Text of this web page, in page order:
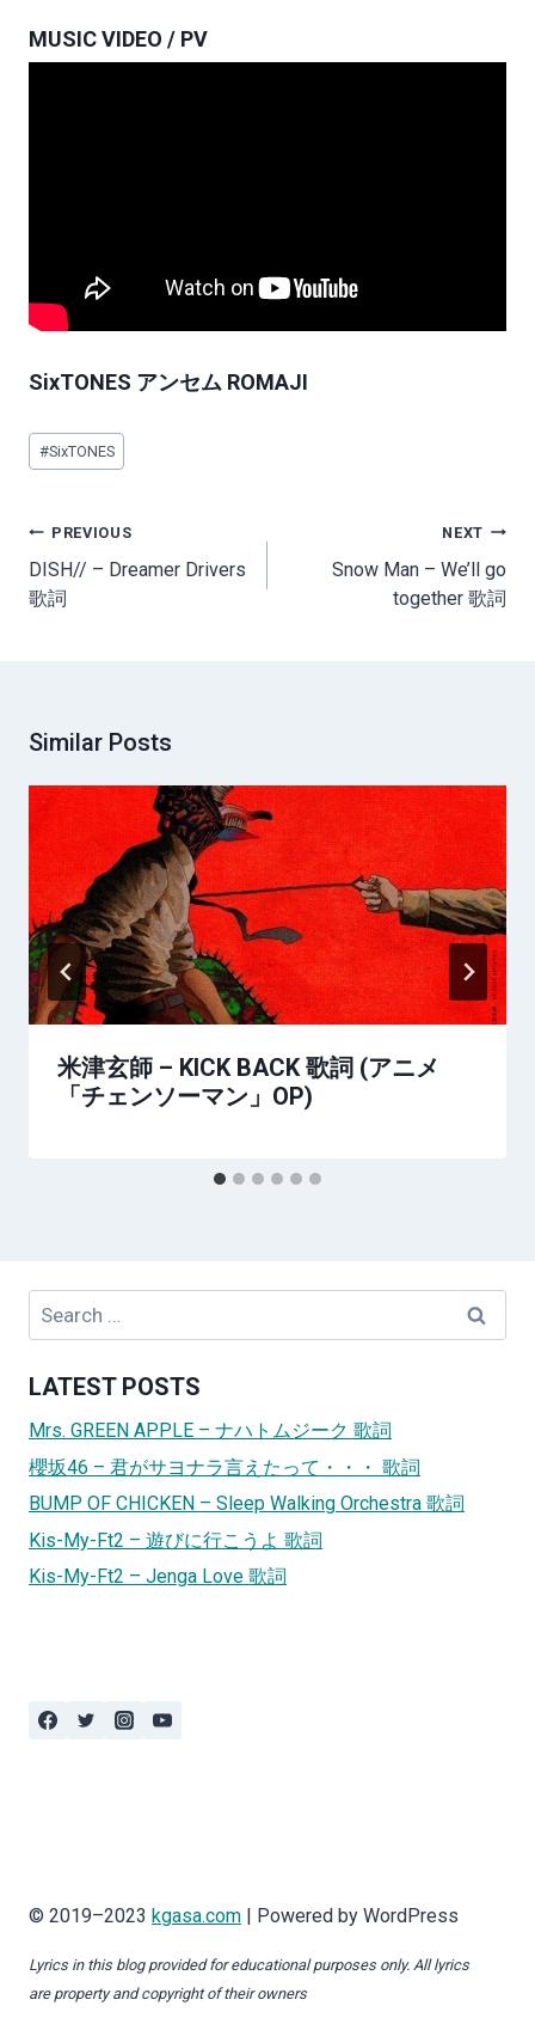
MUSIC VIDEO / PV
SixTONES アンセム ROMAJI
Post
Tags:
#SixTONES
Post
navigation
PREVIOUS
DISH// – Dreamer Drivers
歌詞
NEXT
Snow Man – We’ll go
together 歌詞
Similar Posts
米津玄師 – KICK BACK 歌詞 (アニメ
「チェンソーマン」OP)
Search
LATEST POSTS
Mrs. GREEN APPLE – ナハトムジーク 歌詞
櫻坂46 – 君がサヨナラ言えたって・・・ 歌詞
BUMP OF CHICKEN – Sleep Walking Orchestra 歌詞
Kis-My-Ft2 – 遊びに行こうよ 歌詞
Kis-My-Ft2 – Jenga Love 歌詞
© 2019–2023 kgasa.com | Powered by WordPress
Lyrics in this blog provided for educational purposes only. All lyrics
are property and copyright of their owners